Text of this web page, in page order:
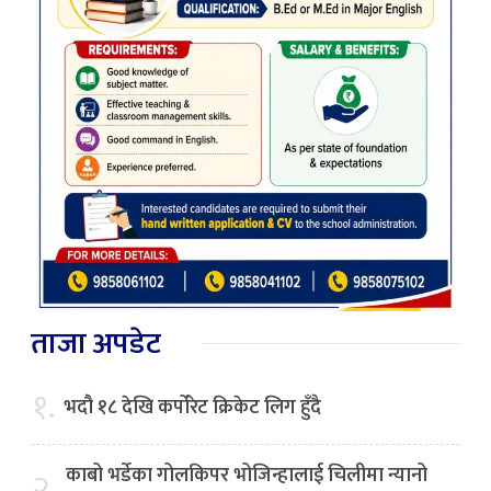
ताजा अपडेट
१. भदौ १८ देखि कर्पोरेट क्रिकेट लिग हुँदै
काबो भर्डेका गोलकिपर भोजिन्हालाई चिलीमा न्यानो